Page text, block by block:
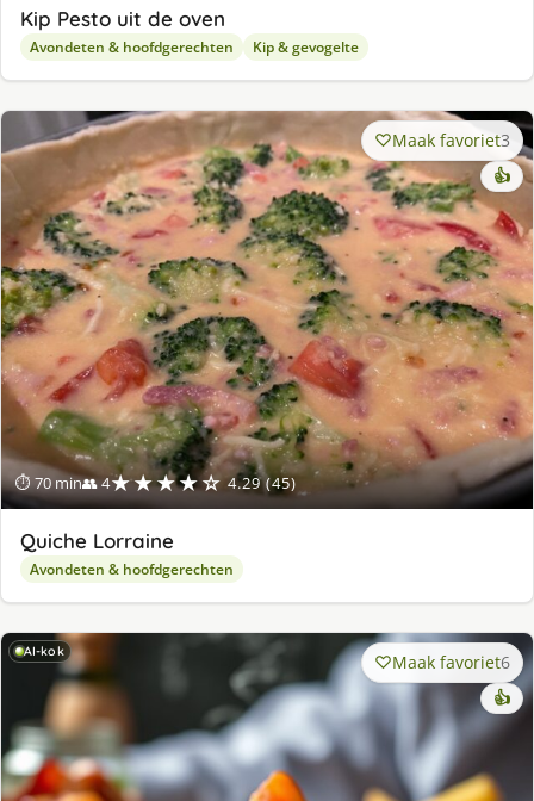
Kip Pesto uit de oven
Avondeten & hoofdgerechten Kip & gevogelte
⏱ 70 min👥 4★★★★☆ 4.29 (45)
Maak favoriet3
👍
Quiche Lorraine
Avondeten & hoofdgerechten
AI-kok Maak favoriet6
👍